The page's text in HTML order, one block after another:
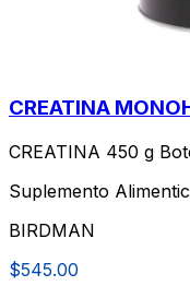
CREATINA
CREATINA 450 g
Suplemento
BIRDMAN
$545.00